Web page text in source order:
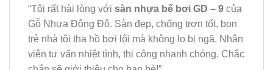
“Tôi rất hài lòng với sàn nhựa bể bơi GD – 9 của
Gỗ Nhựa Đông Đô. Sàn đẹp, chống trơn tốt, bọn
trẻ nhà tôi tha hồ bơi lội mà không lo bị ngã. Nhân
viên tư vấn nhiệt tình, thi công nhanh chóng. Chắc